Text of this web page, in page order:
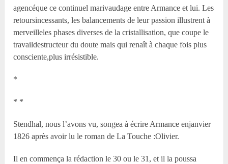
agencéque ce continuel marivaudage entre Armance et lui. Les
retoursincessants, les balancements de leur passion illustrent à
merveilleles phases diverses de la cristallisation, que coupe le
travaildestructeur du doute mais qui renaît à chaque fois plus
consciente,plus irrésistible.
*
* *
Stendhal, nous l’avons vu, songea à écrire Armance enjanvier
1826 après avoir lu le roman de La Touche :Olivier.
Il en commença la rédaction le 30 ou le 31, et il la poussa